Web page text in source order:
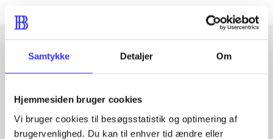
Samtykke Detaljer Om
Hjemmesiden bruger cookies
Vi bruger cookies til besøgsstatistik og optimering af
brugervenlighed. Du kan til enhver tid ændre eller
Artikler med samme emner